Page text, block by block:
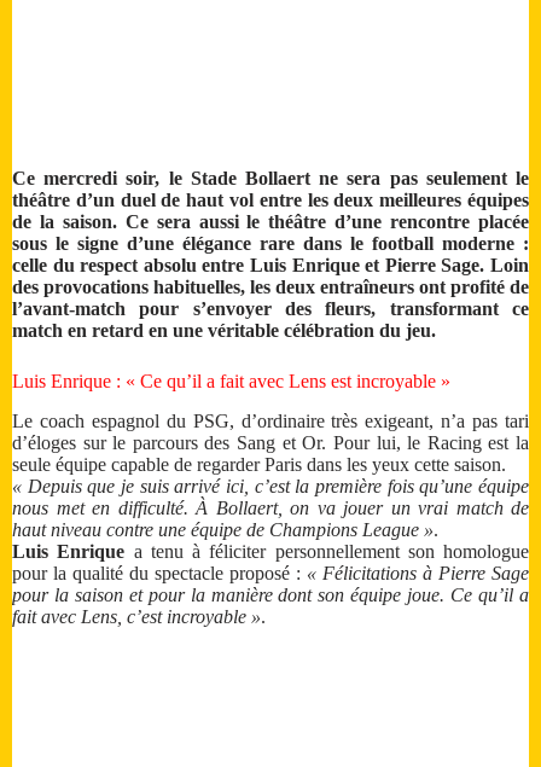
Ce mercredi soir, le Stade Bollaert ne sera pas seulement le
théâtre d’un duel de haut vol entre les deux meilleures équipes
de la saison. Ce sera aussi le théâtre d’une rencontre placée
sous le signe d’une élégance rare dans le football moderne :
celle du respect absolu entre Luis Enrique et Pierre Sage. Loin
des provocations habituelles, les deux entraîneurs ont profité de
l’avant-match pour s’envoyer des fleurs, transformant ce
match en retard en une véritable célébration du jeu.
Luis Enrique : « Ce qu’il a fait avec Lens est incroyable »
Le coach espagnol du PSG, d’ordinaire très exigeant, n’a pas tari
d’éloges sur le parcours des Sang et Or. Pour lui, le Racing est la
seule équipe capable de regarder Paris dans les yeux cette saison.
« Depuis que je suis arrivé ici, c’est la première fois qu’une équipe
nous met en difficulté. À Bollaert, on va jouer un vrai match de
haut niveau contre une équipe de Champions League ».
Luis Enrique a tenu à féliciter personnellement son homologue
pour la qualité du spectacle proposé : « Félicitations à Pierre Sage
pour la saison et pour la manière dont son équipe joue. Ce qu’il a
fait avec Lens, c’est incroyable ».